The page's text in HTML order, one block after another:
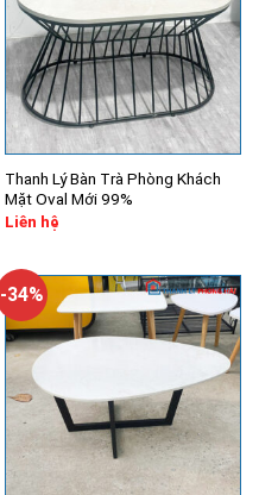
Thanh Lý Bàn Trà Phòng Khách
Mặt Oval Mới 99%
Liên hệ
-34%